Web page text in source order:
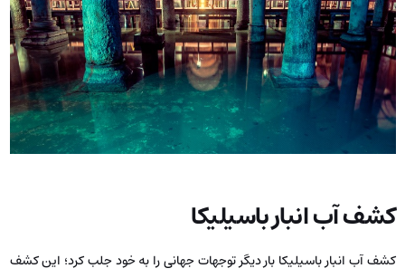
کشف آب انبار باسیلیکا
کشف آب انبار باسیلیکا بار دیگر توجهات جهانی را به خود جلب کرد؛ این کشف